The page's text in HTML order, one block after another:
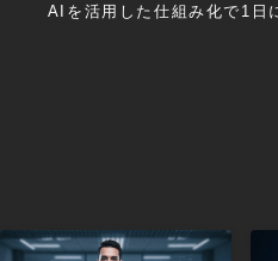
AIを活用した仕組み化で1日